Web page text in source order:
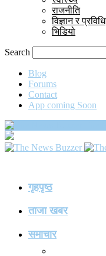
राजनीति
विज्ञान र प्रविधि
भिडियो
Search
Blog
Forums
Contact
App coming Soon
गृहपृष्ठ
ताजा खबर
समाचार